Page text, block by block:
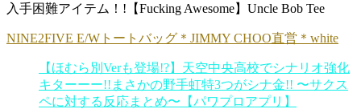
入手困難アイテム！!【Fucking Awesome】Uncle Bob Tee
NINE2FIVE E/Wトートバッグ＊JIMMY CHOO直営＊white
【ほむら別Verも登場!?】天空中央高校でシナリオ強化
キターーー!!まさかの野手虹特3つがシナ金!! 〜サクス
ペに対する反応まとめ〜【パワプロアプリ】